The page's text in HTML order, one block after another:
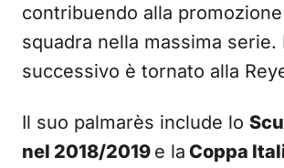
contribuendo alla
squadra nella massima serie.
successivo è tornato alla
Il suo palmarès include lo
nel 2018/2019 e la Coppa